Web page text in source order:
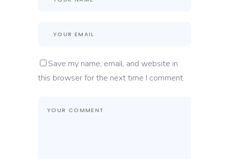
Save my name, email, and website in
this browser for the next time I comment.